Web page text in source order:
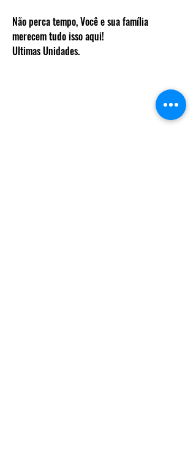
Não perca tempo, Você e sua família
merecem tudo isso aqui!
Ultimas Unidades.